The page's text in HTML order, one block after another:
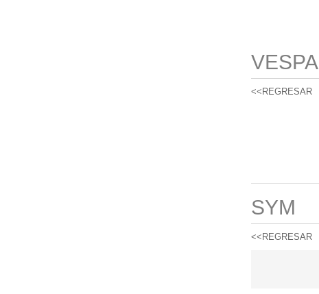
VESPA
<<REGRESAR
SYM
<<REGRESAR